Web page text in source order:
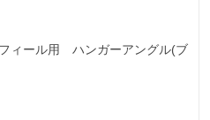
ール用 ハンガーアングル(ブ